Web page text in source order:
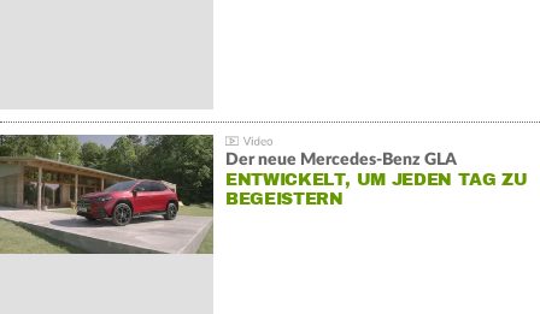
Der neue Mercedes-Benz GLA
ENTWICKELT, UM JEDEN TAG ZU
BEGEISTERN